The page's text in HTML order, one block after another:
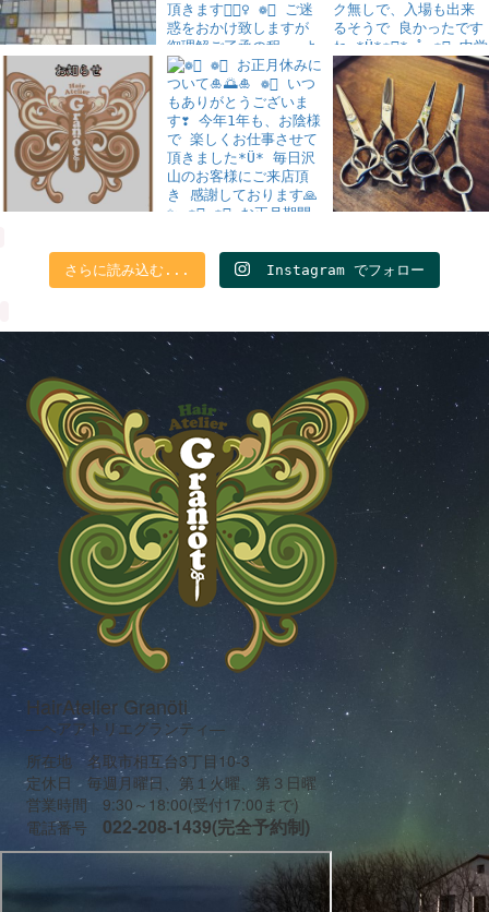
さらに読み込む... Instagram でフォロー
HairAtelier Granöti
―ヘアアトリエグランティ―
所在地 名取市相互台3丁目10-3
定休日 毎週月曜日、第１火曜、第３日曜
営業時間 9:30～18:00(受付17:00まで)
電話番号 022-208-1439(完全予約制)